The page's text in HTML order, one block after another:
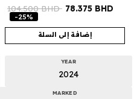
104.500BHD 78.375 BHD
-25%
إضافة إلى السلة
YEAR
2024
MARKED